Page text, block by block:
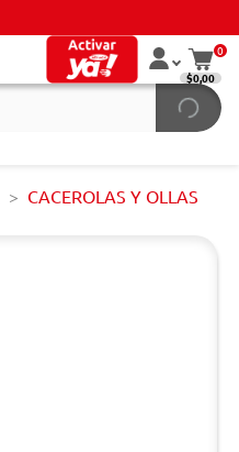
0
$0,00
CACEROLAS Y OLLAS